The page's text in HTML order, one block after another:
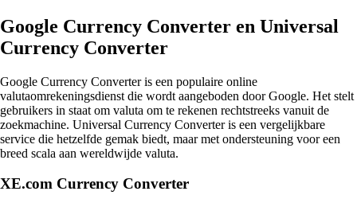
Google Currency Converter en Universal
Currency Converter
Google Currency Converter is een populaire online
valutaomrekeningsdienst die wordt aangeboden door Google. Het stelt
gebruikers in staat om valuta om te rekenen rechtstreeks vanuit de
zoekmachine. Universal Currency Converter is een vergelijkbare
service die hetzelfde gemak biedt, maar met ondersteuning voor een
breed scala aan wereldwijde valuta.
XE.com Currency Converter